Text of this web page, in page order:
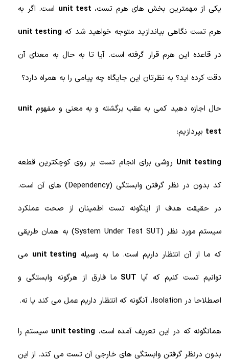
یکی از مهمترین بخش های هرم تست، unit test است. اگر به
هرم تست نگاهی بیاندازید متوجه خواهید شد که unit testing
در قاعده این هرم قرار گرفته است. آیا تا به حال به معنای آن
دقت کرده اید؟ به نظرتان این جایگاه چه پیامی را به همراه دارد؟
حال اجازه دهید کمی به عقب برگشته و به معنی و مفهوم unit
test بپردازیم:
Unit testing روشی برای انجام تست بر روی کوچکترین قطعه
کد بدون در نظر گرفتن وابستگی (Dependency) های آن است.
در حقیقت هدف از اینگونه تست اطمینان از صحت عملکرد
سیستم مورد نظر (System Under Test SUT) به همان طریقی
که ما از آن انتظار داریم است. ما به وسیله unit testing می
توانیم تست کنیم که آیا SUT ما فارق از هرگونه وابستگی و
اصطلاحا در Isolation، آنگونه که انتظار داریم عمل می کند یا نه.
همانگونه که در این تعریف آمده است، unit testing سیستم را
بدون درنظر گرفتن وابستگی های خارجی آن تست می کند. از این